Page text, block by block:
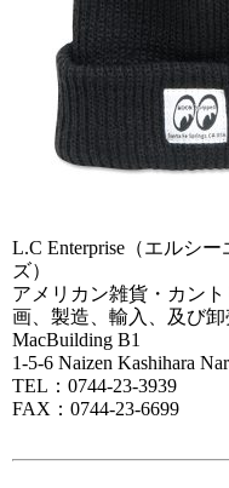
L.C Enterprise（エルシ
ズ）
アメリカン雑貨・カン
画、製造、輸入、及び卸
MacBuilding B1
1-5-6 Naizen Kashihara
TEL：0744-23-3939
FAX：0744-23-6699